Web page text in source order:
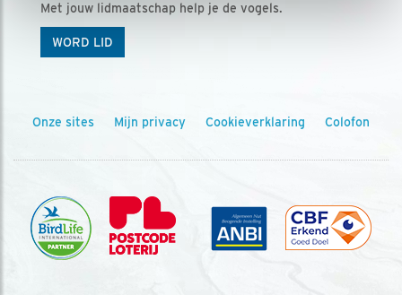
Met jouw lidmaatschap help je de vogels.
WORD LID
Onze sites Mijn privacy Cookieverklaring Colofon